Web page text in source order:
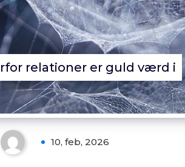
relationer er guld værd i
10, feb, 2026